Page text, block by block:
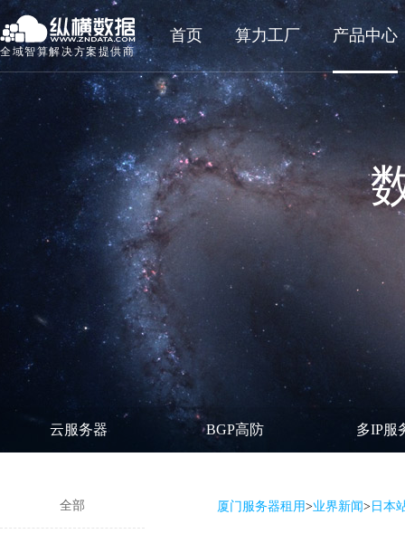
全域智算解决方案提供商
首页 算力工厂 产品中心
云服务器 BGP高防 多IP服
全部 厦门服务器租用>业界新闻> 日本